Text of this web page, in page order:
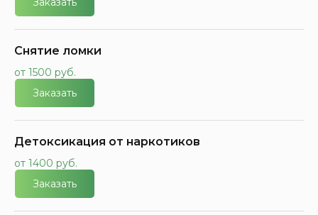
Снятие ломки
от 1500 руб.
Заказать
Детоксикация от наркотиков
от 1400 руб.
Заказать